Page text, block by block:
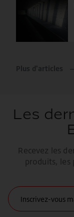
Plus d'articles